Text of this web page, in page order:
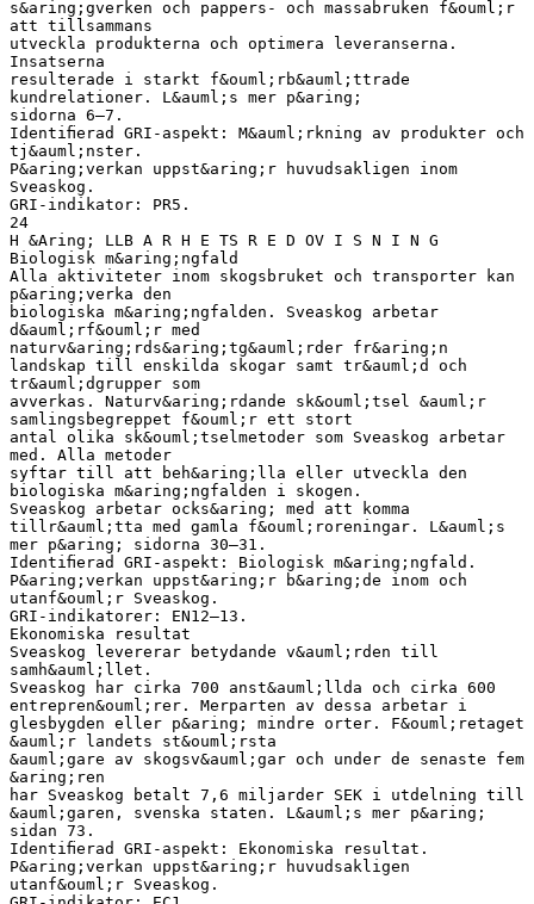
s&aring;gverken och pappers- och massabruken f&ouml;r
att tillsammans
utveckla produkterna och optimera leveranserna.
Insatserna
resulterade i starkt f&ouml;rb&auml;ttrade
kundrelationer. L&auml;s mer p&aring;
sidorna 6–7.
Identiﬁerad GRI-aspekt: M&auml;rkning av produkter och
tj&auml;nster.
P&aring;verkan uppst&aring;r huvudsakligen inom
Sveaskog.
GRI-indikator: PR5.
24
H &Aring; LLB A R H E TS R E D OV I S N I N G
Biologisk m&aring;ngfald
Alla aktiviteter inom skogsbruket och transporter kan
p&aring;verka den
biologiska m&aring;ngfalden. Sveaskog arbetar
d&auml;rf&ouml;r med
naturv&aring;rds&aring;tg&auml;rder fr&aring;n
landskap till enskilda skogar samt tr&auml;d och
tr&auml;dgrupper som
avverkas. Naturv&aring;rdande sk&ouml;tsel &auml;r
samlingsbegreppet f&ouml;r ett stort
antal olika sk&ouml;tselmetoder som Sveaskog arbetar
med. Alla metoder
syftar till att beh&aring;lla eller utveckla den
biologiska m&aring;ngfalden i skogen.
Sveaskog arbetar ocks&aring; med att komma
tillr&auml;tta med gamla f&ouml;roreningar. L&auml;s
mer p&aring; sidorna 30–31.
Identiﬁerad GRI-aspekt: Biologisk m&aring;ngfald.
P&aring;verkan uppst&aring;r b&aring;de inom och
utanf&ouml;r Sveaskog.
GRI-indikatorer: EN12–13.
Ekonomiska resultat
Sveaskog levererar betydande v&auml;rden till
samh&auml;llet.
Sveaskog har cirka 700 anst&auml;llda och cirka 600
entrepren&ouml;rer. Merparten av dessa arbetar i
glesbygden eller p&aring; mindre orter. F&ouml;retaget
&auml;r landets st&ouml;rsta
&auml;gare av skogsv&auml;gar och under de senaste fem
&aring;ren
har Sveaskog betalt 7,6 miljarder SEK i utdelning till
&auml;garen, svenska staten. L&auml;s mer p&aring;
sidan 73.
Identiﬁerad GRI-aspekt: Ekonomiska resultat.
P&aring;verkan uppst&aring;r huvudsakligen
utanf&ouml;r Sveaskog.